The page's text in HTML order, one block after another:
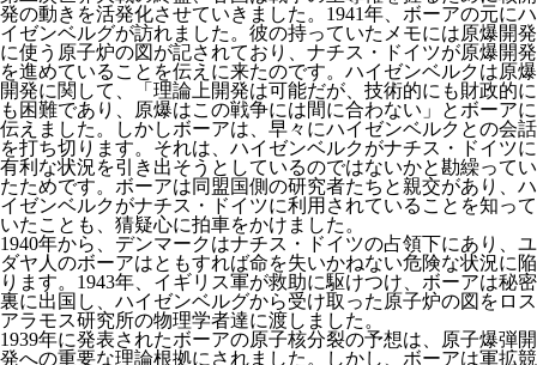
発の動きを活発化させていきました。1941年、ボーアの元にハ
イゼンベルグが訪れました。彼の持っていたメモには原爆開発
に使う原子炉の図が記されており、ナチス・ドイツが原爆開発
を進めていることを伝えに来たのです。ハイゼンベルクは原爆
開発に関して、「理論上開発は可能だが、技術的にも財政的に
も困難であり、原爆はこの戦争には間に合わない」とボーアに
伝えました。しかしボーアは、早々にハイゼンベルクとの会話
を打ち切ります。それは、ハイゼンベルクがナチス・ドイツに
有利な状況を引き出そうとしているのではないかと勘繰ってい
たためです。ボーアは同盟国側の研究者たちと親交があり、ハ
イゼンベルクがナチス・ドイツに利用されていることを知って
いたことも、猜疑心に拍車をかけました。
1940年から、デンマークはナチス・ドイツの占領下にあり、ユ
ダヤ人のボーアはともすれば命を失いかねない危険な状況に陥
ります。1943年、イギリス軍が救助に駆けつけ、ボーアは秘密
裏に出国し、ハイゼンベルグから受け取った原子炉の図をロス
アラモス研究所の物理学者達に渡しました。
1939年に発表されたボーアの原子核分裂の予想は、原子爆弾開
発への重要な理論根拠にされました。しかし、ボーアは軍拡競